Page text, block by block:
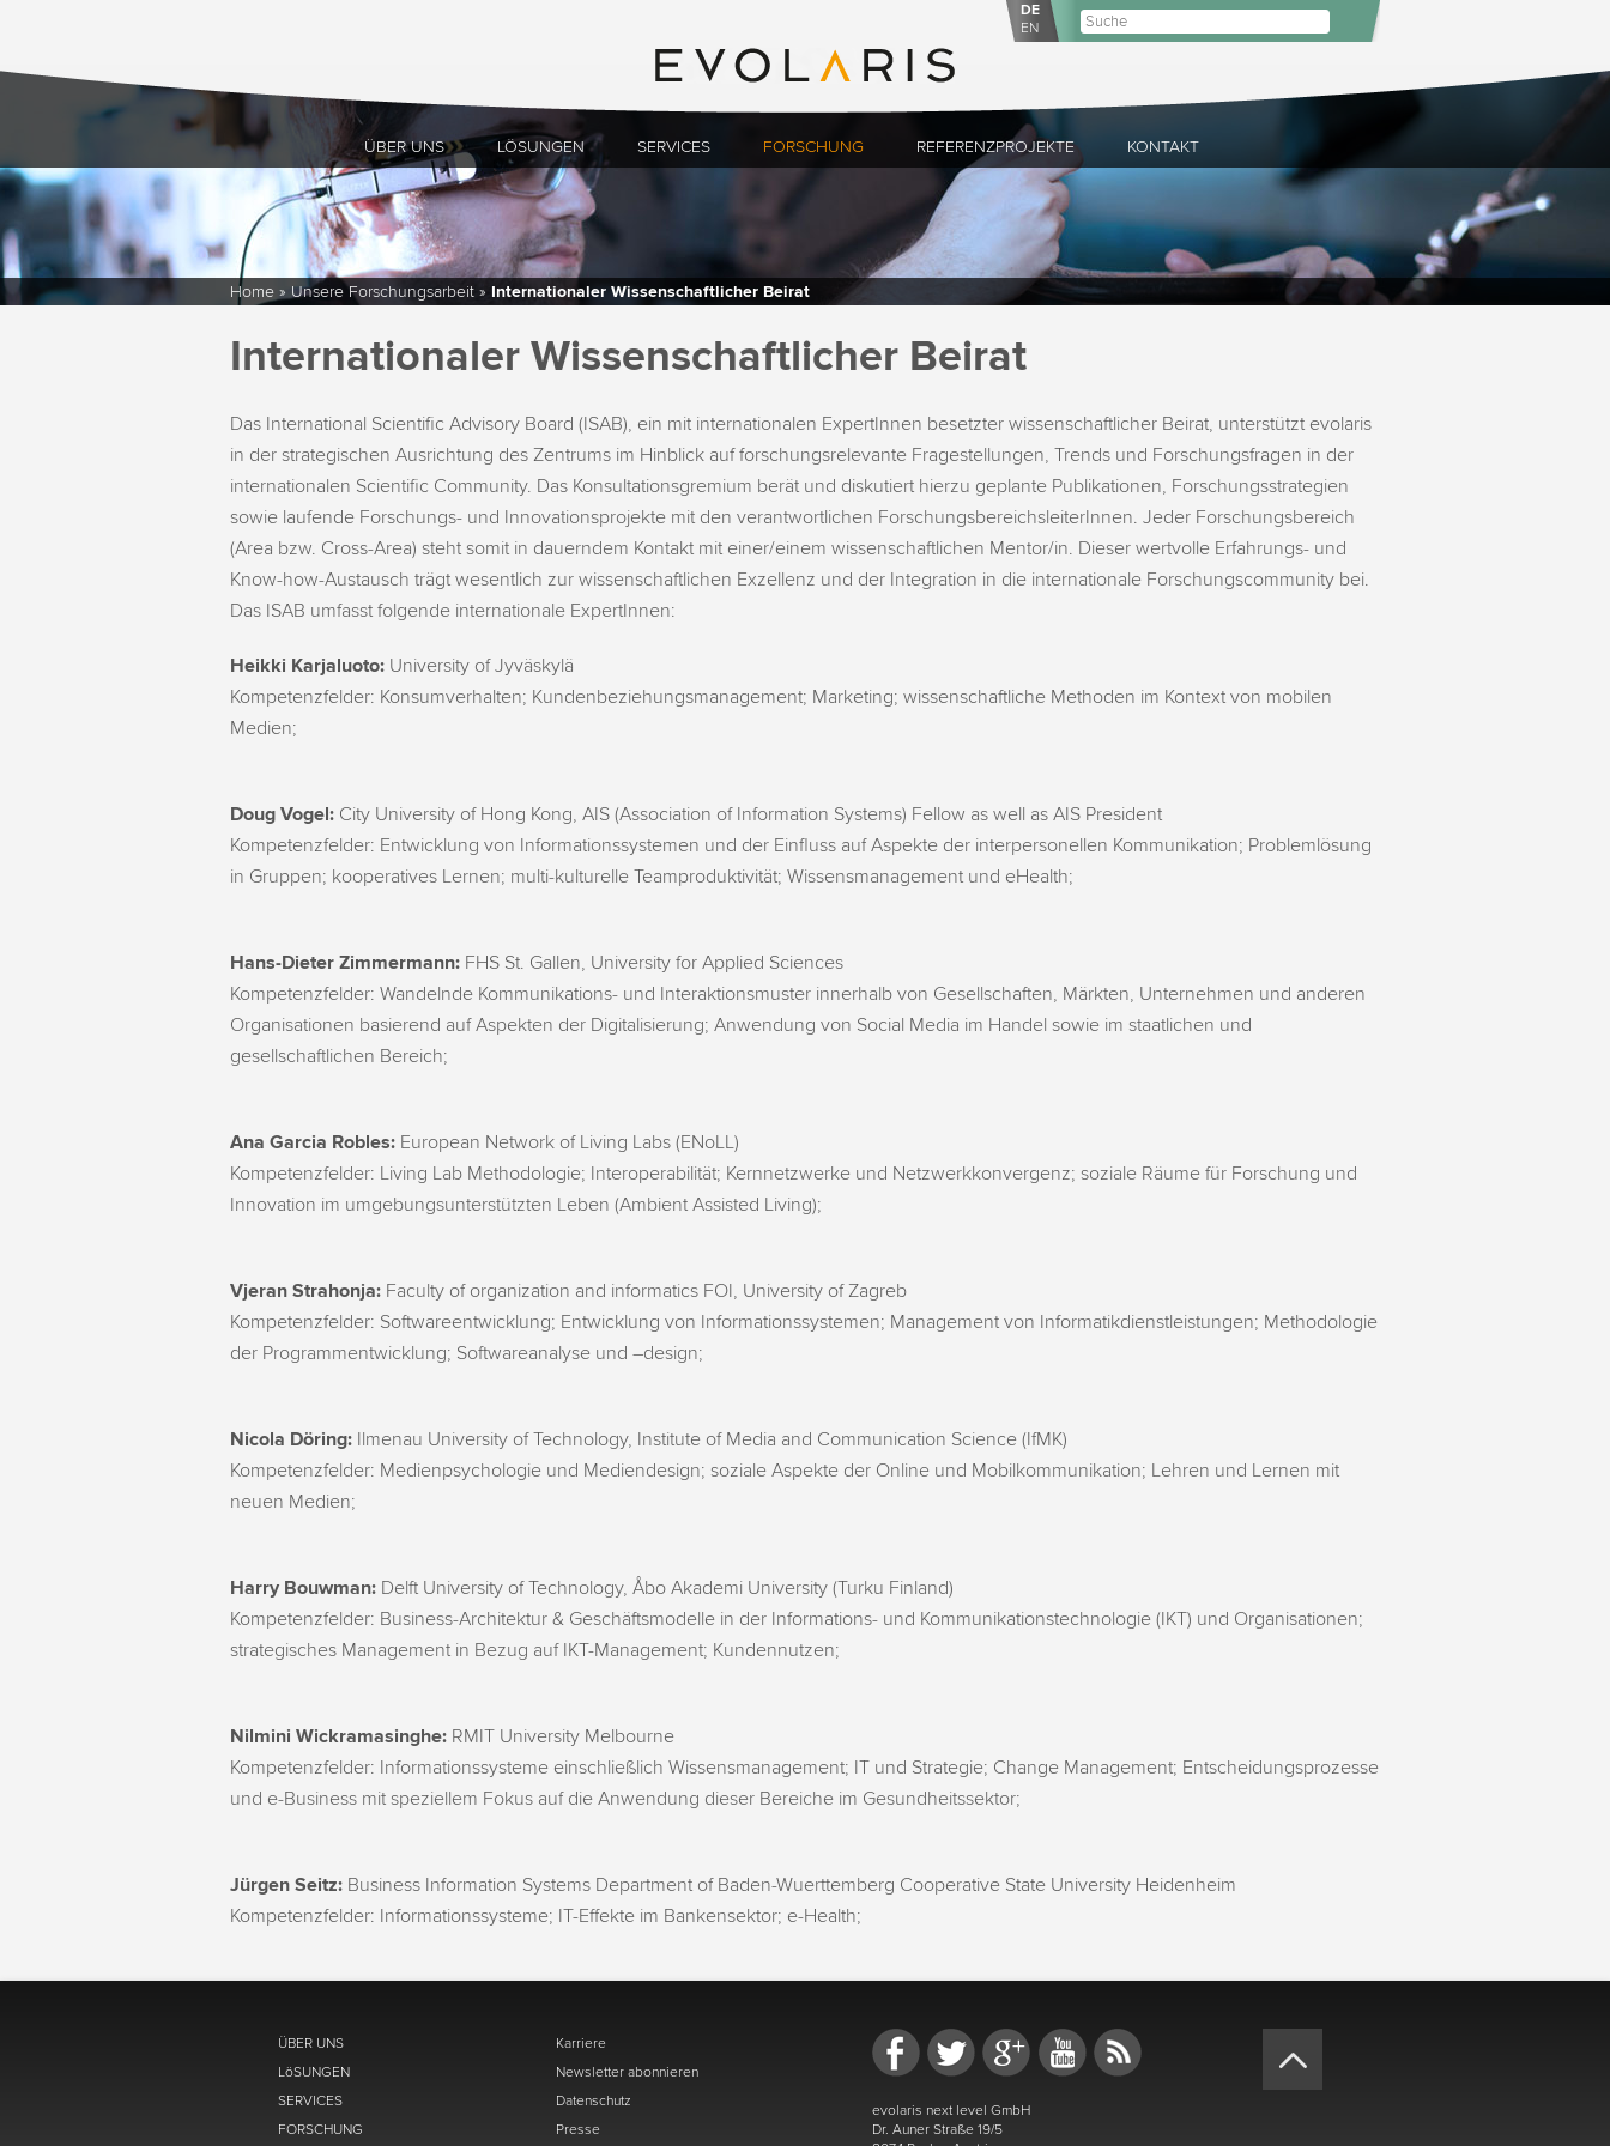
DE
EN
ÜBER UNS LÖSUNGEN SERVICES FORSCHUNG REFERENZPROJEKTE KONTAKT
Home » Unsere Forschungsarbeit » Internationaler Wissenschaftlicher Beirat
Internationaler Wissenschaftlicher Beirat
Das International Scientific Advisory Board (ISAB), ein mit internationalen ExpertInnen besetzter wissenschaftlicher Beirat, unterstützt evolaris
in der strategischen Ausrichtung des Zentrums im Hinblick auf forschungsrelevante Fragestellungen, Trends und Forschungsfragen in der
internationalen Scientific Community. Das Konsultationsgremium berät und diskutiert hierzu geplante Publikationen, Forschungsstrategien
sowie laufende Forschungs- und Innovationsprojekte mit den verantwortlichen ForschungsbereichsleiterInnen. Jeder Forschungsbereich
(Area bzw. Cross-Area) steht somit in dauerndem Kontakt mit einer/einem wissenschaftlichen Mentor/in. Dieser wertvolle Erfahrungs- und
Know-how-Austausch trägt wesentlich zur wissenschaftlichen Exzellenz und der Integration in die internationale Forschungscommunity bei.
Das ISAB umfasst folgende internationale ExpertInnen:
Heikki Karjaluoto: University of Jyväskylä
Kompetenzfelder: Konsumverhalten; Kundenbeziehungsmanagement; Marketing; wissenschaftliche Methoden im Kontext von mobilen
Medien;
Doug Vogel: City University of Hong Kong, AIS (Association of Information Systems) Fellow as well as AIS President
Kompetenzfelder: Entwicklung von Informationssystemen und der Einfluss auf Aspekte der interpersonellen Kommunikation; Problemlösung
in Gruppen; kooperatives Lernen; multi-kulturelle Teamproduktivität; Wissensmanagement und eHealth;
Hans-Dieter Zimmermann: FHS St. Gallen, University for Applied Sciences
Kompetenzfelder: Wandelnde Kommunikations- und Interaktionsmuster innerhalb von Gesellschaften, Märkten, Unternehmen und anderen
Organisationen basierend auf Aspekten der Digitalisierung; Anwendung von Social Media im Handel sowie im staatlichen und
gesellschaftlichen Bereich;
Ana Garcia Robles: European Network of Living Labs (ENoLL)
Kompetenzfelder: Living Lab Methodologie; Interoperabilität; Kernnetzwerke und Netzwerkkonvergenz; soziale Räume für Forschung und
Innovation im umgebungsunterstützten Leben (Ambient Assisted Living);
Vjeran Strahonja: Faculty of organization and informatics FOI, University of Zagreb
Kompetenzfelder: Softwareentwicklung; Entwicklung von Informationssystemen; Management von Informatikdienstleistungen; Methodologie
der Programmentwicklung; Softwareanalyse und –design;
Nicola Döring: Ilmenau University of Technology, Institute of Media and Communication Science (IfMK)
Kompetenzfelder: Medienpsychologie und Mediendesign; soziale Aspekte der Online und Mobilkommunikation; Lehren und Lernen mit
neuen Medien;
Harry Bouwman: Delft University of Technology, Åbo Akademi University (Turku Finland)
Kompetenzfelder: Business-Architektur & Geschäftsmodelle in der Informations- und Kommunikationstechnologie (IKT) und Organisationen;
strategisches Management in Bezug auf IKT-Management; Kundennutzen;
Nilmini Wickramasinghe: RMIT University Melbourne
Kompetenzfelder: Informationssysteme einschließlich Wissensmanagement; IT und Strategie; Change Management; Entscheidungsprozesse
und e-Business mit speziellem Fokus auf die Anwendung dieser Bereiche im Gesundheitssektor;
Jürgen Seitz: Business Information Systems Department of Baden-Wuerttemberg Cooperative State University Heidenheim
Kompetenzfelder: Informationssysteme; IT-Effekte im Bankensektor; e-Health;
evolaris next level GmbH
Dr. Auner Straße 19/5
ÜBER UNS
LöSUNGEN
SERVICES
FORSCHUNG
Karriere
Newsletter abonnieren
Datenschutz
Presse